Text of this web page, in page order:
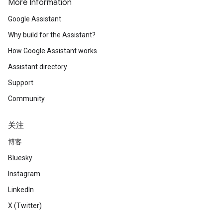
More Information
Google Assistant
Why build for the Assistant?
How Google Assistant works
Assistant directory
Support
Community
关注
博客
Bluesky
Instagram
LinkedIn
X (Twitter)